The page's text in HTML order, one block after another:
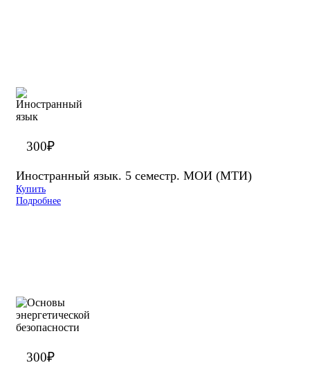
300₽
Иностранный язык. 5 семестр. МОИ (МТИ)
Купить
Подробнее
300₽